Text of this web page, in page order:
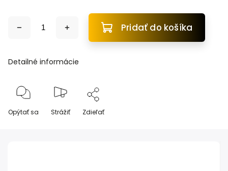
Pridať do košíka
Detailné informácie
Opýtať sa Strážiť Zdieľať